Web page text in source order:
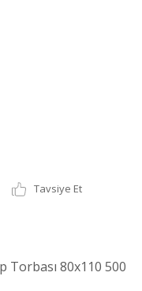
Tavsiye Et
Torbası 80x110 500